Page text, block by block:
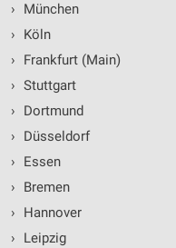
›
München
›
Köln
›
Frankfurt (Main)
› Stuttgart
›
Dortmund
›
Düsseldorf
›
Essen
›
Bremen
›
Hannover
›
Leipzig